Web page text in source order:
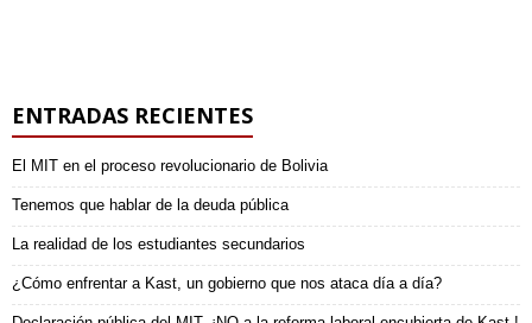
ENTRADAS RECIENTES
El MIT en el proceso revolucionario de Bolivia
Tenemos que hablar de la deuda pública
La realidad de los estudiantes secundarios
¿Cómo enfrentar a Kast, un gobierno que nos ataca día a día?